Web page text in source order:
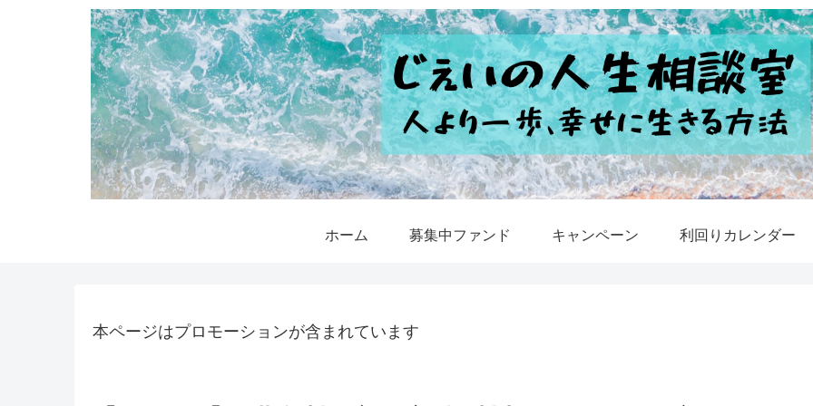
ホーム 募集中ファンド キャンペーン 利回りカレンダー
本ページはプロモーションが含まれています